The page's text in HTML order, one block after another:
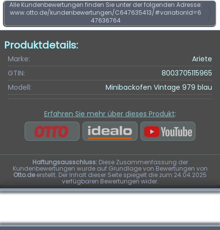
Alle Kundenbewertungen finden Sie unter der folgenden Adresse:
www.otto.de/kundenbewertungen/C647635413/#variationId=6
47636764
Produktdetails:
Marke:
Ariete
GTIN:
8003705115965
Modell:
Minibackofen Vintage 979 blau
Erfahren Sie mehr über dieses Produkt:
Haftungsausschluss:Diese Zusammenfassung der
Kundenbewertungen wurde auf Grundlage von Bewertungen von
Otto.deerstellt. Der Inhalt dieser Seite spiegelt die zum 24.04.2025
verfügbaren Bewertungen wider.